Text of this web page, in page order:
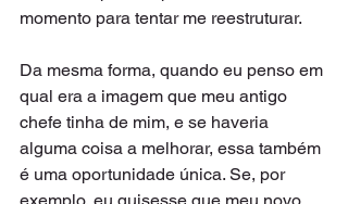
momento para tentar me reestruturar.
Da mesma forma, quando eu penso em
qual era a imagem que meu antigo
chefe tinha de mim, e se haveria
alguma coisa a melhorar, essa também
é uma oportunidade única. Se, por